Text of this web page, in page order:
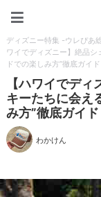
ディズニー特集 -ウレぴあ
ワイでディズニー】絶品シ
ドでの楽しみ方”徹底ガイド
【ハワイでデ
キーたちに会え
み方”徹底ガイ
わかけん